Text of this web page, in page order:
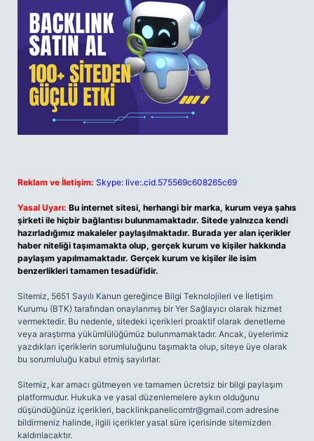
Reklam ve İletişim: Skype: live:.cid.575569c608265c69
Yasal Uyarı: Bu internet sitesi, herhangi bir marka, kurum veya şahıs
şirketi ile hiçbir bağlantısı bulunmamaktadır. Sitede yalnızca kendi
hazırladığımız makaleler paylaşılmaktadır. Burada yer alan içerikler
haber niteliği taşımamakta olup, gerçek kurum ve kişiler hakkında
paylaşım yapılmamaktadır. Gerçek kurum ve kişiler ile isim
benzerlikleri tamamen tesadüfidir.
Sitemiz, 5651 Sayılı Kanun gereğince Bilgi Teknolojileri ve İletişim
Kurumu (BTK) tarafından onaylanmış bir Yer Sağlayıcı olarak hizmet
vermektedir. Bu nedenle, sitedeki içerikleri proaktif olarak denetleme
veya araştırma yükümlülüğümüz bulunmamaktadır. Ancak, üyelerimiz
yazdıkları içeriklerin sorumluluğunu taşımakta olup, siteye üye olarak
bu sorumluluğu kabul etmiş sayılırlar.
Sitemiz, kar amacı gütmeyen ve tamamen ücretsiz bir bilgi paylaşım
platformudur. Hukuka ve yasal düzenlemelere aykırı olduğunu
düşündüğünüz içerikleri, backlinkpanelicomtr@gmail.com adresine
bildirmeniz halinde, ilgili içerikler yasal süre içerisinde sitemizden
kaldırılacaktır.